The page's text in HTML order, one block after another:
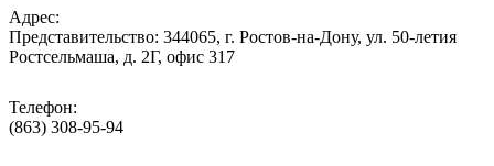
Адрес:
Представительство: 344065, г. Ростов-на-Дону, ул. 50-летия
Ростсельмаша, д. 2Г, офис 317
Телефон:
(863) 308-95-94